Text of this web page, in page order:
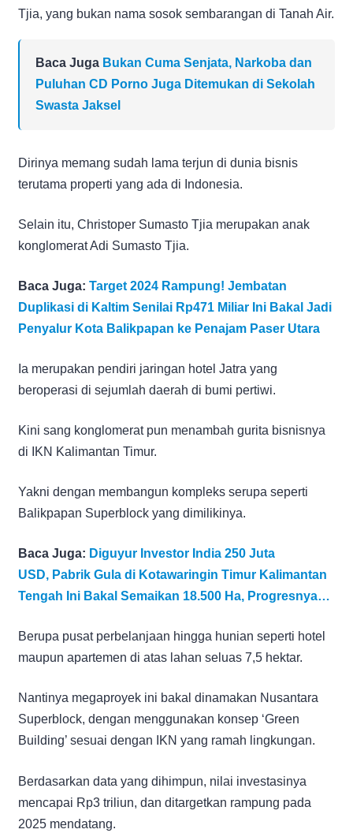
Tjia, yang bukan nama sosok sembarangan di Tanah Air.
Baca Juga Bukan Cuma Senjata, Narkoba dan
Puluhan CD Porno Juga Ditemukan di Sekolah
Swasta Jaksel
Dirinya memang sudah lama terjun di dunia bisnis
terutama properti yang ada di Indonesia.
Selain itu, Christoper Sumasto Tjia merupakan anak
konglomerat Adi Sumasto Tjia.
Baca Juga: Target 2024 Rampung! Jembatan
Duplikasi di Kaltim Senilai Rp471 Miliar Ini Bakal Jadi
Penyalur Kota Balikpapan ke Penajam Paser Utara
Ia merupakan pendiri jaringan hotel Jatra yang
beroperasi di sejumlah daerah di bumi pertiwi.
Kini sang konglomerat pun menambah gurita bisnisnya
di IKN Kalimantan Timur.
Yakni dengan membangun kompleks serupa seperti
Balikpapan Superblock yang dimilikinya.
Baca Juga: Diguyur Investor India 250 Juta
USD, Pabrik Gula di Kotawaringin Timur Kalimantan
Tengah Ini Bakal Semaikan 18.500 Ha, Progresnya…
Berupa pusat perbelanjaan hingga hunian seperti hotel
maupun apartemen di atas lahan seluas 7,5 hektar.
Nantinya megaproyek ini bakal dinamakan Nusantara
Superblock, dengan menggunakan konsep ‘Green
Building’ sesuai dengan IKN yang ramah lingkungan.
Berdasarkan data yang dihimpun, nilai investasinya
mencapai Rp3 triliun, dan ditargetkan rampung pada
2025 mendatang.